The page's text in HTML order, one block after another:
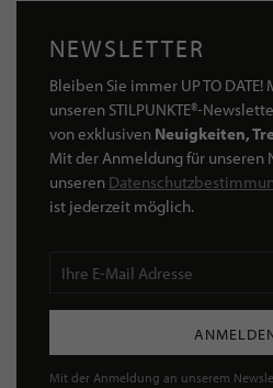
NEWSLETTER
Bleiben Sie immer UP TO
unseren STILPUNKTE®-
von exklusiven Neuigkeiten,
Mit der Anmeldung für unseren
unseren
ist jederzeit möglich.
Mit der Anmeldung an unserem